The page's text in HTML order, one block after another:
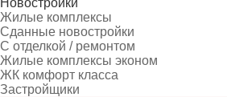
Новостройки
Жилые комплексы
Сданные новостройки
С отделкой / ремонтом
Жилые комплексы эконом
ЖК комфорт класса
Застройщики